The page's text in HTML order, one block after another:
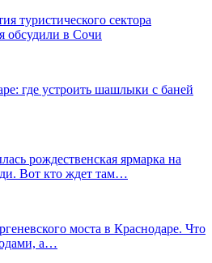
туристического сектора
обсудили в Сочи
где устроить шашлыки с баней
рождественская ярмарка на
Вот кто ждет там…
моста в Краснодаре. Что
а…